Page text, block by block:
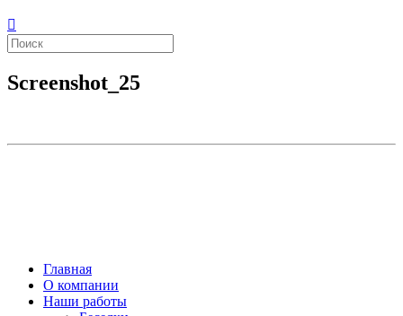
Screenshot_25
Главная
О компании
Наши работы